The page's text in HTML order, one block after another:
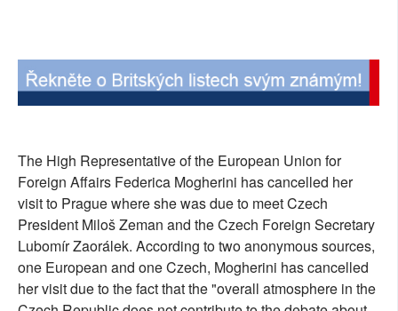
RUBRIKY
PLNÁ VERZE STRÁNEK
The High Representative of the European Union for
Foreign Affairs Federica Mogherini has cancelled her
visit to Prague where she was due to meet Czech
President Miloš Zeman and the Czech Foreign Secretary
Lubomír Zaorálek. According to two anonymous sources,
one European and one Czech, Mogherini has cancelled
her visit due to the fact that the "overall atmosphere in the